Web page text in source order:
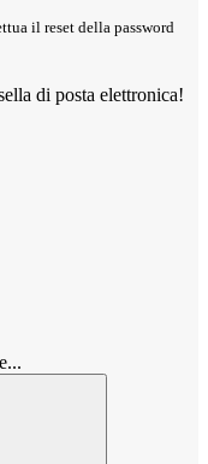
il reset della password
di posta elettronica!